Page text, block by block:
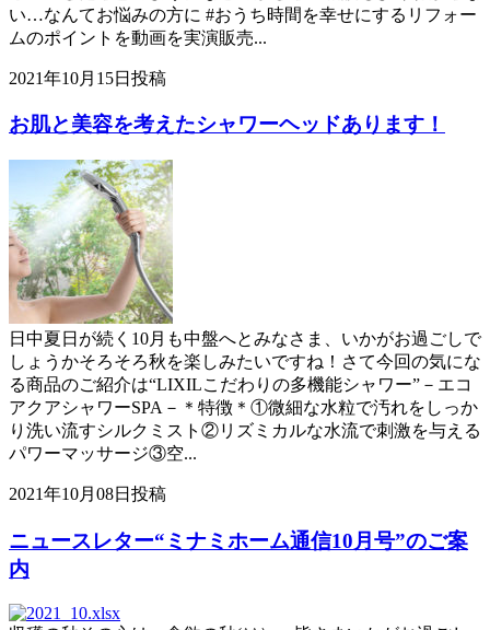
い…なんてお悩みの方に #おうち時間を幸せにするリフォー
ムのポイントを動画を実演販売...
2021年10月15日投稿
お肌と美容を考えたシャワーヘッドあります！
日中夏日が続く10月も中盤へとみなさま、いかがお過ごしで
しょうかそろそろ秋を楽しみたいですね！さて今回の気にな
る商品のご紹介は“LIXILこだわりの多機能シャワー”－エコ
アクアシャワーSPA－＊特徴＊①微細な水粒で汚れをしっか
り洗い流すシルクミスト②リズミカルな水流で刺激を与える
パワーマッサージ③空...
2021年10月08日投稿
ニュースレター“ミナミホーム通信10月号”のご案
内